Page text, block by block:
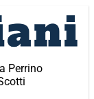
Perrino